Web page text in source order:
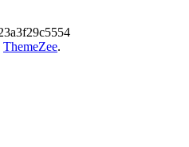
ThemeZee.